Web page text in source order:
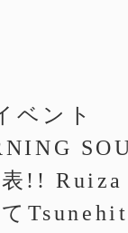
ベント
!! Ruiza